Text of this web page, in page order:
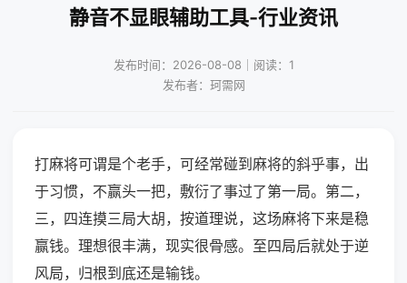
静音不显眼辅助工具-行业资讯
发布时间：2026-08-08｜阅读：1
发布者：珂需网
打麻将可谓是个老手，可经常碰到麻将的斜乎事，出
于习惯，不赢头一把，敷衍了事过了第一局。第二，
三，四连摸三局大胡，按道理说，这场麻将下来是稳
赢钱。理想很丰满，现实很骨感。至四局后就处于逆
风局，归根到底还是输钱。